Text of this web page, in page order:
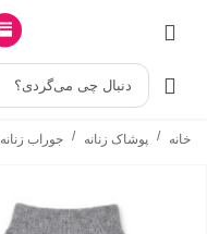
دنبال چی می‌گردی؟
خانه / پوشاک زنانه / جوراب زنانه